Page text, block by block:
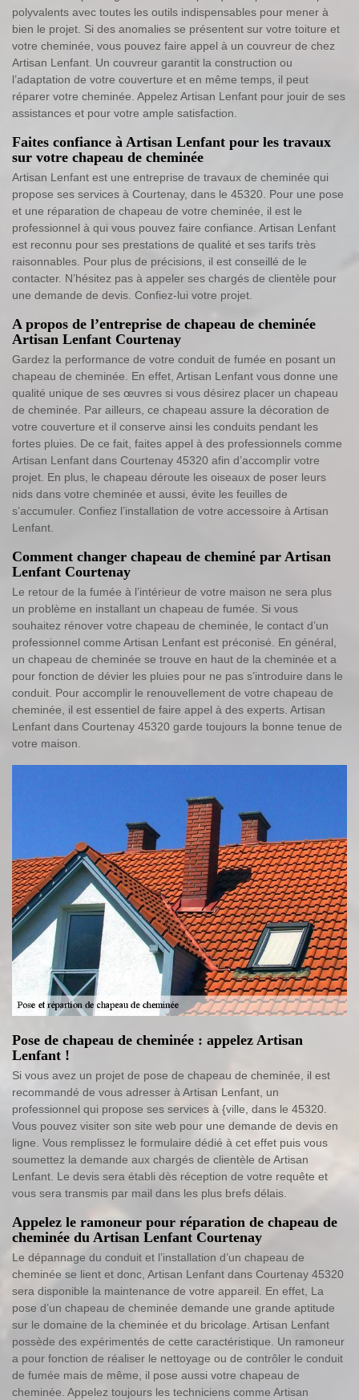
polyvalents avec toutes les outils indispensables pour mener à
bien le projet. Si des anomalies se présentent sur votre toiture et
votre cheminée, vous pouvez faire appel à un couvreur de chez
Artisan Lenfant. Un couvreur garantit la construction ou
l’adaptation de votre couverture et en même temps, il peut
réparer votre cheminée. Appelez Artisan Lenfant pour jouir de ses
assistances et pour votre ample satisfaction.
Faites confiance à Artisan Lenfant pour les travaux
sur votre chapeau de cheminée
Artisan Lenfant est une entreprise de travaux de cheminée qui
propose ses services à Courtenay, dans le 45320. Pour une pose
et une réparation de chapeau de votre cheminée, il est le
professionnel à qui vous pouvez faire confiance. Artisan Lenfant
est reconnu pour ses prestations de qualité et ses tarifs très
raisonnables. Pour plus de précisions, il est conseillé de le
contacter. N’hésitez pas à appeler ses chargés de clientèle pour
une demande de devis. Confiez-lui votre projet.
A propos de l’entreprise de chapeau de cheminée
Artisan Lenfant Courtenay
Gardez la performance de votre conduit de fumée en posant un
chapeau de cheminée. En effet, Artisan Lenfant vous donne une
qualité unique de ses œuvres si vous désirez placer un chapeau
de cheminée. Par ailleurs, ce chapeau assure la décoration de
votre couverture et il conserve ainsi les conduits pendant les
fortes pluies. De ce fait, faites appel à des professionnels comme
Artisan Lenfant dans Courtenay 45320 afin d’accomplir votre
projet. En plus, le chapeau déroute les oiseaux de poser leurs
nids dans votre cheminée et aussi, évite les feuilles de
s’accumuler. Confiez l’installation de votre accessoire à Artisan
Lenfant.
Comment changer chapeau de cheminé par Artisan
Lenfant Courtenay
Le retour de la fumée à l’intérieur de votre maison ne sera plus
un problème en installant un chapeau de fumée. Si vous
souhaitez rénover votre chapeau de cheminée, le contact d’un
professionnel comme Artisan Lenfant est préconisé. En général,
un chapeau de cheminée se trouve en haut de la cheminée et a
pour fonction de dévier les pluies pour ne pas s’introduire dans le
conduit. Pour accomplir le renouvellement de votre chapeau de
cheminée, il est essentiel de faire appel à des experts. Artisan
Lenfant dans Courtenay 45320 garde toujours la bonne tenue de
votre maison.
Pose de chapeau de cheminée : appelez Artisan
Lenfant !
Si vous avez un projet de pose de chapeau de cheminée, il est
recommandé de vous adresser à Artisan Lenfant, un
professionnel qui propose ses services à {ville, dans le 45320.
Vous pouvez visiter son site web pour une demande de devis en
ligne. Vous remplissez le formulaire dédié à cet effet puis vous
soumettez la demande aux chargés de clientèle de Artisan
Lenfant. Le devis sera établi dès réception de votre requête et
vous sera transmis par mail dans les plus brefs délais.
Appelez le ramoneur pour réparation de chapeau de
cheminée du Artisan Lenfant Courtenay
Le dépannage du conduit et l’installation d’un chapeau de
cheminée se lient et donc, Artisan Lenfant dans Courtenay 45320
sera disponible la maintenance de votre appareil. En effet, La
pose d’un chapeau de cheminée demande une grande aptitude
sur le domaine de la cheminée et du bricolage. Artisan Lenfant
possède des expérimentés de cette caractéristique. Un ramoneur
a pour fonction de réaliser le nettoyage ou de contrôler le conduit
de fumée mais de même, il pose aussi votre chapeau de
cheminée. Appelez toujours les techniciens comme Artisan